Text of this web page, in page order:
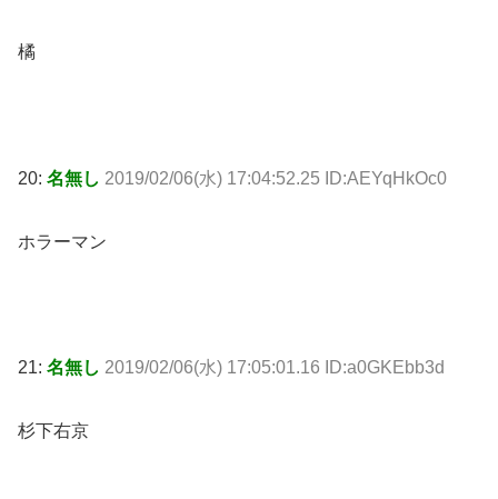
橘
20: 名無し 2019/02/06(水) 17:04:52.25 ID:AEYqHkOc0
ホラーマン
21: 名無し 2019/02/06(水) 17:05:01.16 ID:a0GKEbb3d
杉下右京